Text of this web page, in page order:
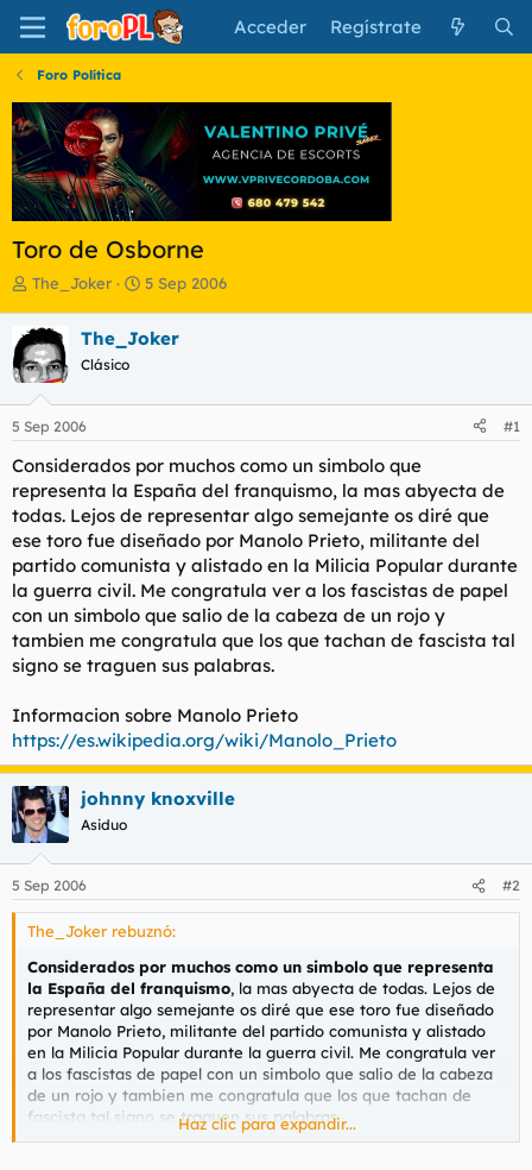
Acceder Regístrate
Foro Política
Toro de Osborne
I
i
c
i
a
d
o
d
e
l
t
e
a
The_Joker
F
h
e
i
c
o
5 Sep 2006
The_Joker
Clásico
5 Sep 2006 #1
Considerados por muchos como un simbolo que
representa la España del franquismo, la mas abyecta de
todas. Lejos de representar algo semejante os diré que
ese toro fue diseñado por Manolo Prieto, militante del
partido comunista y alistado en la Milicia Popular durante
la guerra civil. Me congratula ver a los fascistas de papel
con un simbolo que salio de la cabeza de un rojo y
tambien me congratula que los que tachan de fascista tal
signo se traguen sus palabras.
Informacion sobre Manolo Prieto
https://es.wikipedia.org/wiki/Manolo_Prieto
johnny knoxville
Asiduo
5 Sep 2006 #2
The_Joker rebuznó:
Considerados por muchos como un simbolo que representa
la España del franquismo, la mas abyecta de todas. Lejos de
representar algo semejante os diré que ese toro fue diseñado
por Manolo Prieto, militante del partido comunista y alistado
en la Milicia Popular durante la guerra civil. Me congratula ver
a los fascistas de papel con un simbolo que salio de la cabeza
de un rojo y tambien me congratula que los que tachan de
fascista tal signo se traguen sus palabras.
Haz clic para expandir...